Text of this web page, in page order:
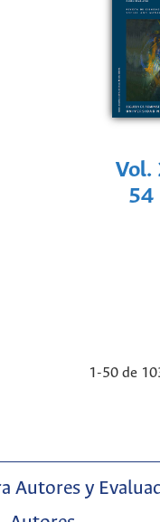
Vol.
54
1-50 de
Autores y